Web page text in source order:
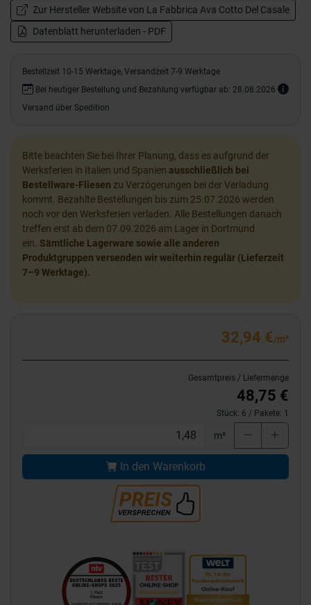
Zur Hersteller Website von La Fabbrica Ava Cotto Del Casale
Datenblatt herunterladen - PDF
Bestellzeit 10-15 Werktage, Versandzeit 7-9 Werktage
Bei heutiger Bestellung und Bezahlung verfügbar ab: 28.08.2026
Versand über Spedition
Bitte beachten Sie bei Ihrer Planung, dass es aufgrund der
Werksferien in Italien und Spanien ausschließlich bei
Bestellware-Fliesen zu Verzögerungen bei der Verladung
kommt. Bezahlte Bestellungen bis zum 25.07.2026 werden
noch vor den Werksferien verladen. Alle Bestellungen danach
treffen erst ab dem 07.09.2026 am Lager in Dortmund
ein. Sämtliche Lagerware sowie alle anderen
Produktgruppen versenden wir weiterhin regulär (Lieferzeit
7–9 Werktage).
32,94 €/m²
Gesamtpreis / Liefermenge
48,75 €
Stück: 6 / Pakete: 1
m²
In den Warenkorb